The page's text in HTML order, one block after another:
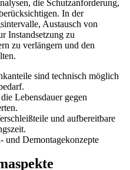
die Schutzanforderung,
In der
Austausch von
Instandsetzung zu
zu verlängern und den
sind technisch möglich
Lebensdauer gegen
und aufbereitbare
und Demontagekonzepte